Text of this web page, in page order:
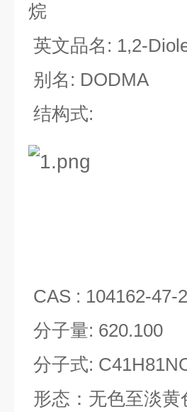
烷
英文品名 : 1,2-
别名 : DODMA
结构式:
CAS : 104162-47-2
分子量: 620.100
分子式:
形态：无色至淡黄